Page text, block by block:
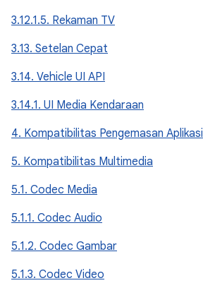
3.12.1.5. Rekaman TV
3.13. Setelan Cepat
3.14. Vehicle UI API
3.14.1. UI Media Kendaraan
4. Kompatibilitas Pengemasan Aplikasi
5. Kompatibilitas Multimedia
5.1. Codec Media
5.1.1. Codec Audio
5.1.2. Codec Gambar
5.1.3. Codec Video